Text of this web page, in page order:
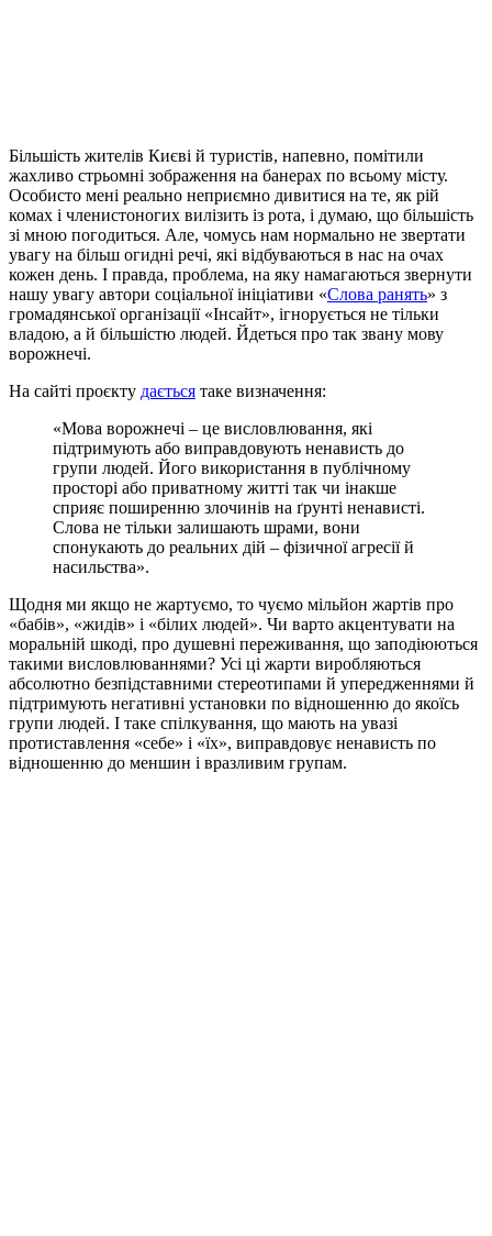
Більшість жителів Києві й туристів, напевно, помітили
жахливо стрьомні зображення на банерах по всьому місту.
Особисто мені реально неприємно дивитися на те, як рій
комах і членистоногих вилізить із рота, і думаю, що більшість
зі мною погодиться. Але, чомусь нам нормально не звертати
увагу на більш огидні речі, які відбуваються в нас на очах
кожен день. І правда, проблема, на яку намагаються звернути
нашу увагу автори соціальної ініціативи «Слова ранять» з
громадянської організації «Інсайт», ігнорується не тільки
владою, а й більшістю людей. Йдеться про так звану мову
ворожнечі.
На сайті проєкту дається таке визначення:
«Мова ворожнечі – це висловлювання, які
підтримують або виправдовують ненависть до
групи людей. Його використання в публічному
просторі або приватному житті так чи інакше
сприяє поширенню злочинів на ґрунті ненависті.
Слова не тільки залишають шрами, вони
спонукають до реальних дій – фізичної агресії й
насильства».
Щодня ми якщо не жартуємо, то чуємо мільйон жартів про
«бабів», «жидів» і «білих людей». Чи варто акцентувати на
моральній шкоді, про душевні переживання, що заподіюються
такими висловлюваннями? Усі ці жарти виробляються
абсолютно безпідставними стереотипами й упередженнями й
підтримують негативні установки по відношенню до якоїсь
групи людей. І таке спілкування, що мають на увазі
протиставлення «себе» і «їх», виправдовує ненависть по
відношенню до меншин і вразливим групам.